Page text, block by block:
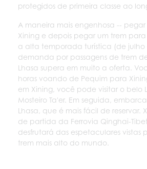
protegidos de primeira classe ao
A maneira mais engenhosa --
Xining e depois pegar um trem
a alta temporada turística (de julho
demanda por passagens de trem
Lhasa supera em muito a oferta.
horas voando de Pequim para
em Xining, você pode visitar o belo
Mosteiro Ta'er. Em seguida,
Lhasa, que é mais fácil de reservar.
de partida da Ferrovia Qinghai-
desfrutará das espetaculares vistas
trem mais alto do mundo.